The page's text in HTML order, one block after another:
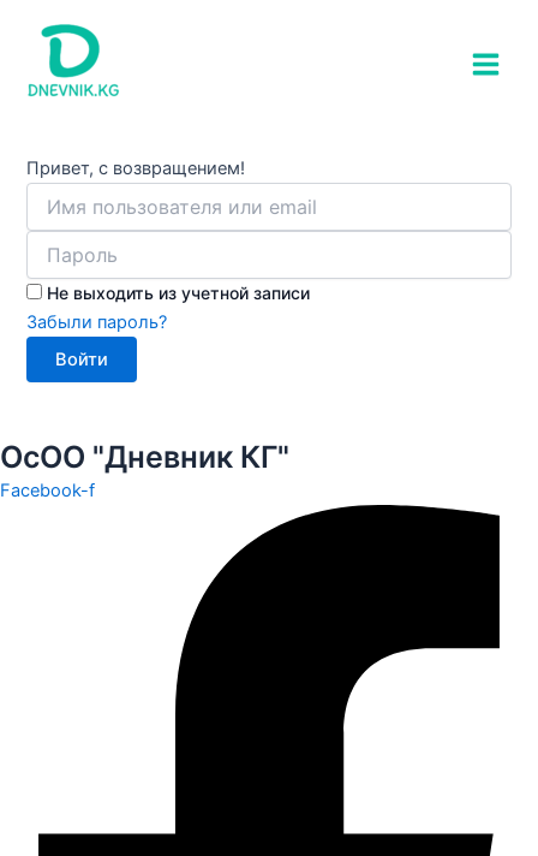
содержимому
Привет, с возвращением!
Не выходить из учетной записи
Забыли пароль?
Войти
ОсОО "Дневник КГ"
Facebook-f